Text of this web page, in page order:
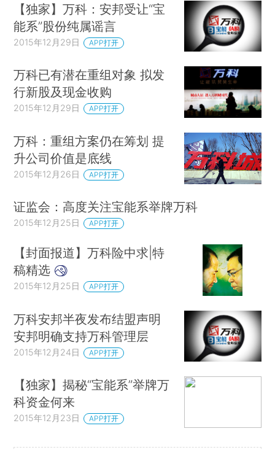
【独家】万科：安邦受让“宝
能系”股份纯属谣言
2015年12月29日 APP打开
万科已有潜在重组对象 拟发
行新股及现金收购
2015年12月29日 APP打开
万科：重组方案仍在筹划 提
升公司价值是底线
2015年12月26日 APP打开
证监会：高度关注宝能系举牌万科
2015年12月25日 APP打开
【封面报道】万科险中求|特
稿精选
2015年12月25日 APP打开
万科安邦半夜发布结盟声明
安邦明确支持万科管理层
2015年12月24日 APP打开
【独家】揭秘“宝能系”举牌万
科资金何来
2015年12月23日 APP打开